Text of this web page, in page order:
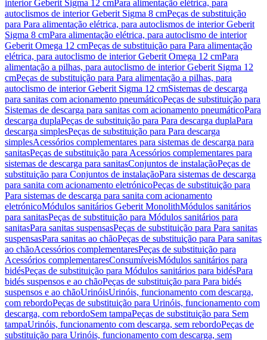
interior Geberit Sigma 12 cmPara alimentação elétrica, para
autoclismos de interior Geberit Sigma 8 cmPeças de substituição
para Para alimentação elétrica, para autoclismos de interior Geberit
Sigma 8 cmPara alimentação elétrica, para autoclismo de interior
Geberit Omega 12 cmPeças de substituição para Para alimentação
elétrica, para autoclismo de interior Geberit Omega 12 cmPara
alimentação a pilhas, para autoclismo de interior Geberit Sigma 12
cmPeças de substituição para Para alimentação a pilhas, para
autoclismo de interior Geberit Sigma 12 cmSistemas de descarga
para sanitas com acionamento pneumáticoPeças de substituição para
Sistemas de descarga para sanitas com acionamento pneumáticoPara
descarga duplaPeças de substituição para Para descarga duplaPara
descarga simplesPeças de substituição para Para descarga
simplesAcessórios complementares para sistemas de descarga para
sanitasPeças de substituição para Acessórios complementares para
sistemas de descarga para sanitasConjuntos de instalaçãoPeças de
substituição para Conjuntos de instalaçãoPara sistemas de descarga
para sanita com acionamento eletrónicoPeças de substituição para
Para sistemas de descarga para sanita com acionamento
eletrónicoMódulos sanitários Geberit MonolithMódulos sanitários
para sanitasPeças de substituição para Módulos sanitários para
sanitasPara sanitas suspensasPeças de substituição para Para sanitas
suspensasPara sanitas ao chãoPeças de substituição para Para sanitas
ao chãoAcessórios complementaresPeças de substituição para
Acessórios complementaresConsumíveisMódulos sanitários para
bidésPeças de substituição para Módulos sanitários para bidésPara
bidés suspensos e ao chãoPeças de substituição para Para bidés
suspensos e ao chãoUrinóisUrinóis, funcionamento com descarga,
com rebordoPeças de substituição para Urinóis, funcionamento com
descarga, com rebordoSem tampaPeças de substituição para Sem
tampaUrinóis, funcionamento com descarga, sem rebordoPeças de
substituição para Urinóis, funcionamento com descarga, sem